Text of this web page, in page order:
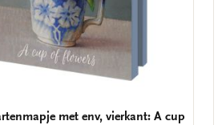
met env, vierkant: A cup